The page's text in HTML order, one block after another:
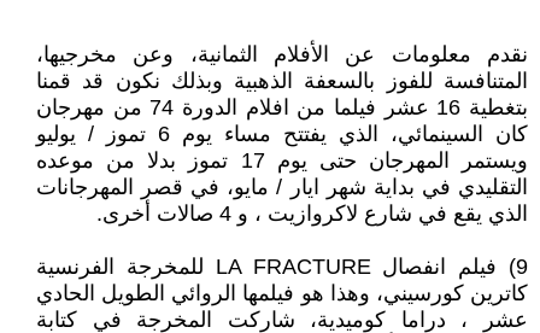
نقدم معلومات عن الأفلام الثمانية، وعن مخرجيها،
المتنافسة للفوز بالسعفة الذهبية وبذلك نكون قد قمنا
بتغطية 16 عشر فيلما من افلام الدورة 74 من مهرجان
كان السينمائي، الذي يفتتح مساء يوم 6 تموز / يوليو
ويستمر المهرجان حتى يوم 17 تموز بدلا من موعده
التقليدي في بداية شهر ايار / مايو، في قصر المهرجانات
الذي يقع في شارع لاكروازيت ، و 4 صالات أخرى.
9) فيلم انفصال LA FRACTURE للمخرجة الفرنسية
كاترين كورسيني، وهذا هو فيلمها الروائي الطويل الحادي
عشر ، دراما كوميدية، شاركت المخرجة في كتابة